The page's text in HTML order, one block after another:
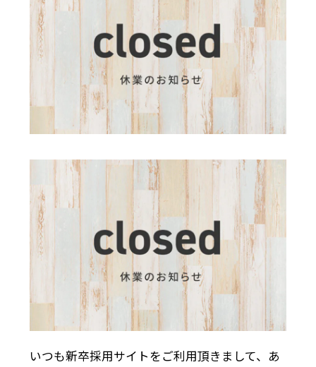
いつも新卒採用サイトをご利用頂きまして、あ